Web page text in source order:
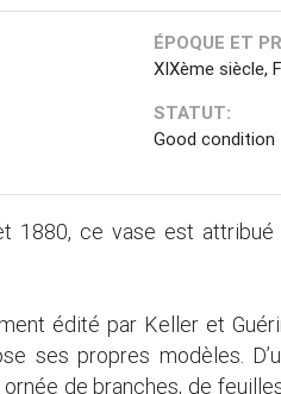
ÉPOQUE ET
XIXème siècle,
STATUT:
Good condition
1880, ce vase est
édité par Keller et
ses propres modèles.
de branches, de